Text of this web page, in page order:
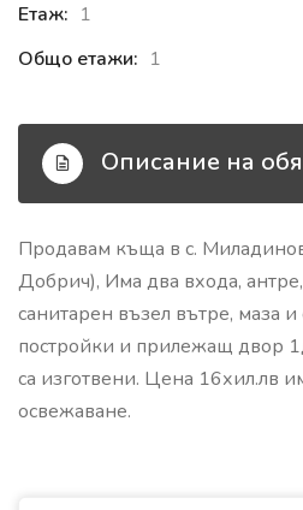
Етаж: 1
Общо етажи: 1
Описание на
Продавам къща в с.
Добрич), Има два входа,
санитарен възел вътре, маза и
постройки и прилежащ двор
са изготвени. Цена 16хил.лв
освежаване.